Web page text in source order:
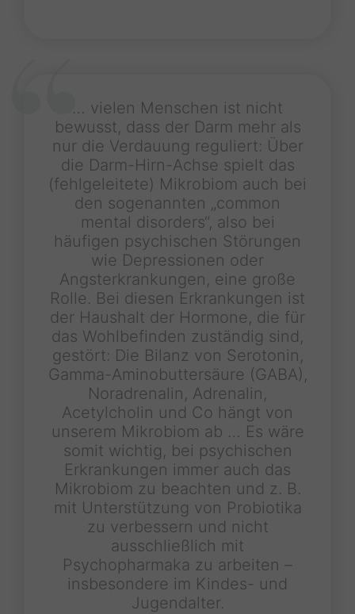
… vielen Menschen ist nicht
bewusst, dass der Darm mehr als
nur die Verdauung reguliert: Über
die Darm-Hirn-Achse spielt das
(fehlgeleitete) Mikrobiom auch bei
den sogenannten „common
mental disorders“, also bei
häufigen psychischen Störungen
wie Depressionen oder
Angsterkrankungen, eine große
Rolle. Bei diesen Erkrankungen ist
der Haushalt der Hormone, die für
das Wohlbefinden zuständig sind,
gestört: Die Bilanz von Serotonin,
Gamma-Aminobuttersäure (GABA),
Noradrenalin, Adrenalin,
Acetylcholin und Co hängt von
unserem Mikrobiom ab … Es wäre
somit wichtig, bei psychischen
Erkrankungen immer auch das
Mikrobiom zu beachten und z. B.
mit Unterstützung von Probiotika
zu verbessern und nicht
ausschließlich mit
Psychopharmaka zu arbeiten –
insbesondere im Kindes- und
Jugendalter.